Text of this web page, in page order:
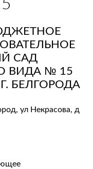
САД
ВИДА № 15
БЕЛГОРОДА
ул Некрасова, д